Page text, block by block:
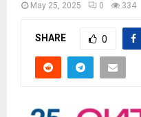
May 25, 2025 0 334
SHARE 0